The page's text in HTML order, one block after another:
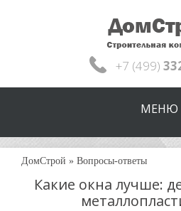
+7 (499)
МЕНЮ
ДомСтрой » Вопросы-ответы
Какие окна лучше: